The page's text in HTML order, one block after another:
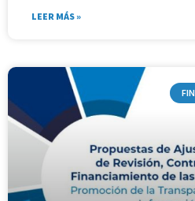
LEER MÁS »